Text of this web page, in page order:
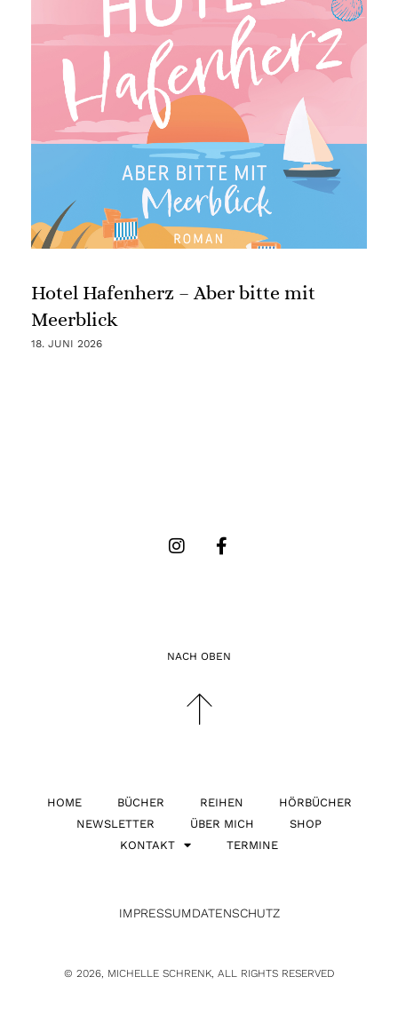
Hotel Hafenherz – Aber bitte mit
Meerblick
18. JUNI 2026
NACH OBEN
HOME BÜCHER REIHEN
HÖRBÜCHER
NEWSLETTER
ÜBER MICH
SHOP
KONTAKT
TERMINE
IMPRESSUMDATENSCHUTZ
© 2026, MICHELLE SCHRENK, ALL RIGHTS RESERVED